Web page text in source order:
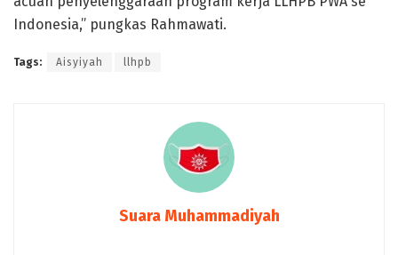
Indonesia,” pungkas Rahmawati.
Tags: Aisyiyah llhpb
Suara Muhammadiyah